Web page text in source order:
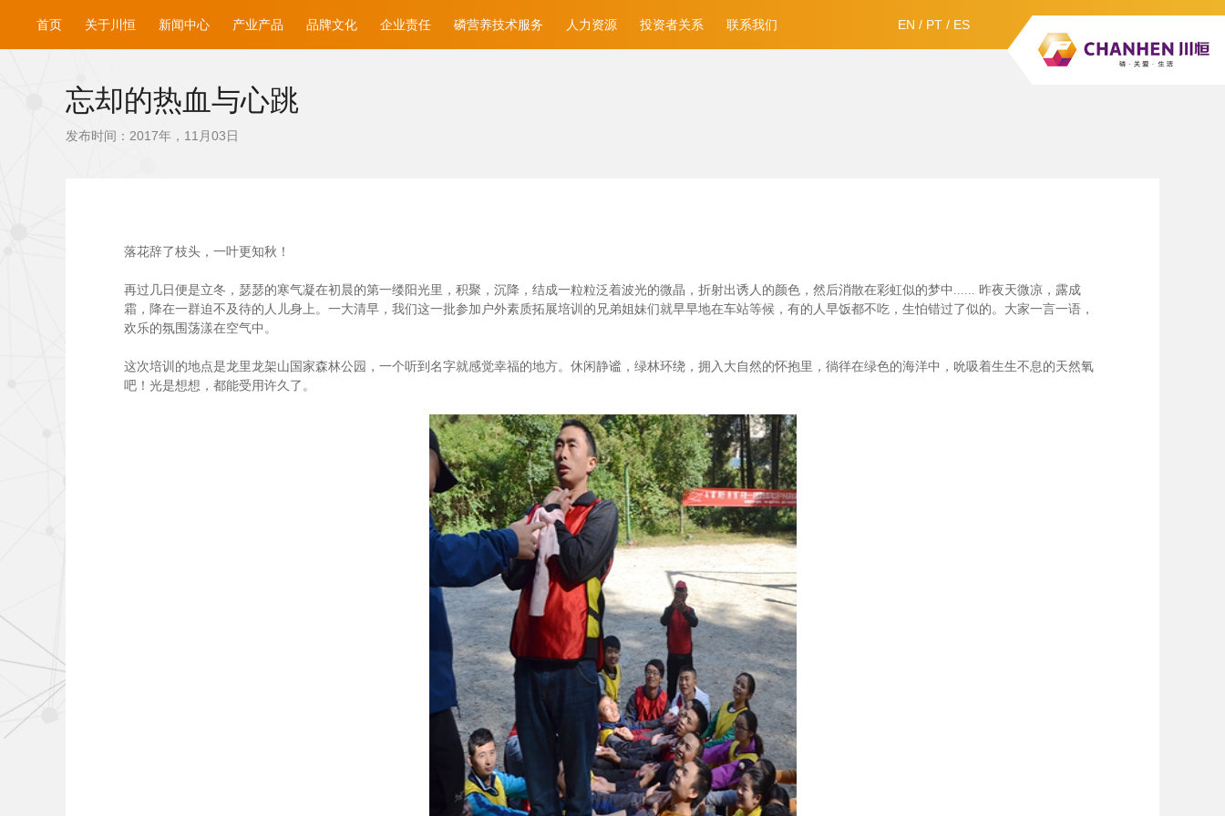
EN / PT / ES
首页 关于川恒 新闻中心 产业产品 品牌文化 企业责任 磷营养技术服务 人力资源 投资者关系 联系我们
忘却的热血与心跳
发布时间：2017年，11月03日
落花辞了枝头，一叶更知秋！
再过几日便是立冬，瑟瑟的寒气凝在初晨的第一缕阳光里，积聚，沉降，结成一粒粒泛着波光的微晶，折射出诱人的颜色，然后消散在彩虹似的梦中...... 昨夜天微凉，露成
霜，降在一群迫不及待的人儿身上。一大清早，我们这一批参加户外素质拓展培训的兄弟姐妹们就早早地在车站等候，有的人早饭都不吃，生怕错过了似的。大家一言一语，
欢乐的氛围荡漾在空气中。
这次培训的地点是龙里龙架山国家森林公园，一个听到名字就感觉幸福的地方。休闲静谧，绿林环绕，拥入大自然的怀抱里，徜徉在绿色的海洋中，吮吸着生生不息的天然氧
吧！光是想想，都能受用许久了。